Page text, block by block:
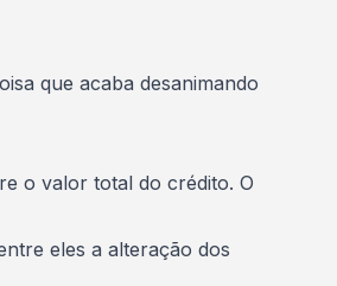
que acaba desanimando
o valor total do crédito. O
eles a alteração dos